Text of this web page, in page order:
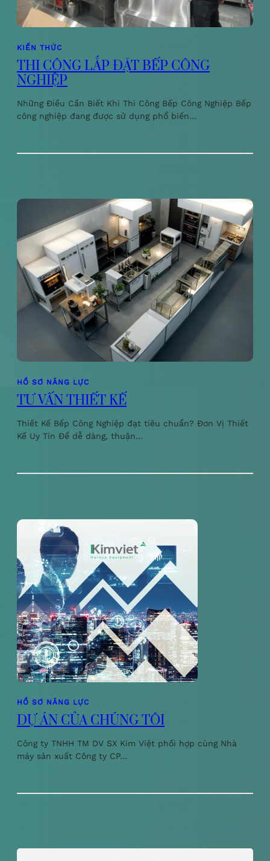
KIẾN THỨC
THI CÔNG LẮP ĐẶT BẾP CÔNG
NGHIỆP
Những Điều Cần Biết Khi Thi Công Bếp Công Nghiệp Bếp
công nghiệp đang được sử dụng phổ biến…
HỒ SƠ NĂNG LỰC
TƯ VẤN THIẾT KẾ
Thiết Kế Bếp Công Nghiệp đạt tiêu chuẩn? Đơn Vị Thiết
Kế Uy Tín Để dễ dàng, thuận…
HỒ SƠ NĂNG LỰC
DỰ ÁN CỦA CHÚNG TÔI
Công ty TNHH TM DV SX Kim Việt phối hợp cùng Nhà
máy sản xuất Công ty CP…